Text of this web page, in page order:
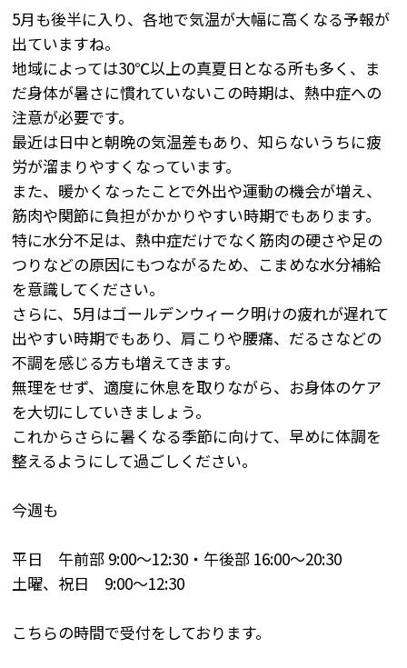
5月も後半に入り、各地で気温が大幅に高くなる予報が
出ていますね。
地域によっては30℃以上の真夏日となる所も多く、ま
だ身体が暑さに慣れていないこの時期は、熱中症への
注意が必要です。
最近は日中と朝晩の気温差もあり、知らないうちに疲
労が溜まりやすくなっています。
また、暖かくなったことで外出や運動の機会が増え、
筋肉や関節に負担がかかりやすい時期でもあります。
特に水分不足は、熱中症だけでなく筋肉の硬さや足の
つりなどの原因にもつながるため、こまめな水分補給
を意識してください。
さらに、5月はゴールデンウィーク明けの疲れが遅れて
出やすい時期でもあり、肩こりや腰痛、だるさなどの
不調を感じる方も増えてきます。
無理をせず、適度に休息を取りながら、お身体のケア
を大切にしていきましょう。
これからさらに暑くなる季節に向けて、早めに体調を
整えるようにして過ごしください。
今週も
平日 午前部 9:00～12:30・午後部 16:00～20:30
土曜、祝日 9:00～12:30
こちらの時間で受付をしております。